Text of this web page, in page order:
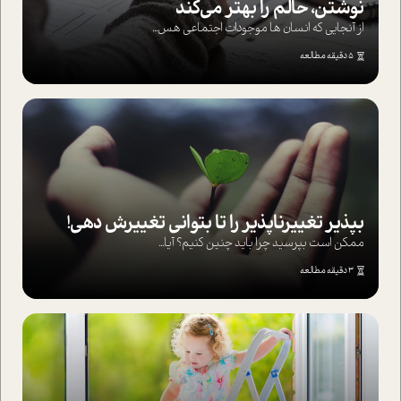
نوشتن، حالم را بهتر می‌کند
از آنجایی که انسان ها موجودات اجتماعی هس...
5 دقیقه مطالعه
بپذير تغييرناپذير را تا بتواني تغييرش دهي!‏
ممکن است بپرسيد چرا بايد چنين کنيم؟ آيا...
3 دقیقه مطالعه